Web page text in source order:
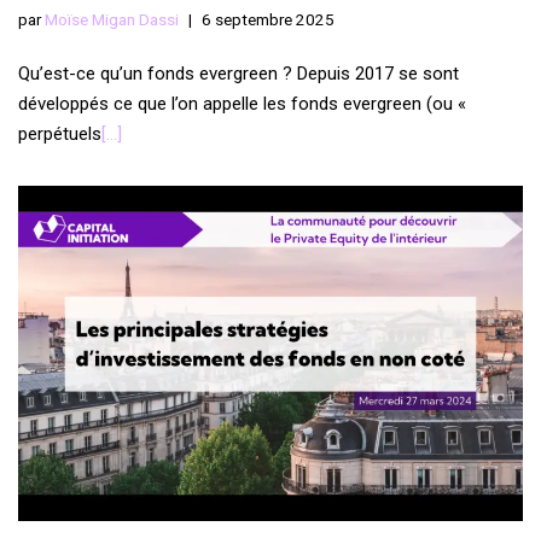
parMoïse Migan Dassi 6 septembre 2025
Qu’est-ce qu’un fonds evergreen ? Depuis 2017 se sont
développés ce que l’on appelle les fonds evergreen (ou «
perpétuels[…]